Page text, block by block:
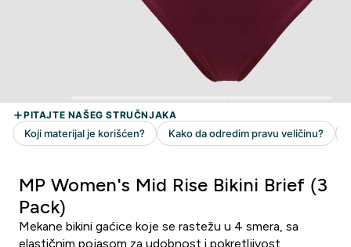
MP Women's Mid Rise Bikini Brief (3
Pack)
Mekane bikini gaćice koje se rastežu u 4 smera, sa
elastičnim pojasom za udobnost i pokretljivost